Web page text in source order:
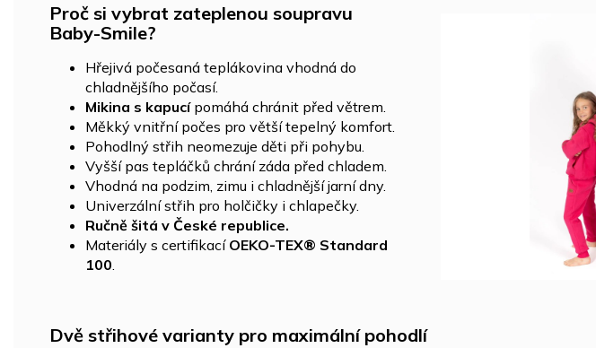
Proč si vybrat zateplenou soupravu
Baby-Smile?
Hřejivá počesaná teplákovina vhodná do
chladnějšího počasí.
Mikina s kapucípomáhá chránit před větrem.
Měkký vnitřní počes pro větší tepelný komfort.
Pohodlný střih neomezuje děti při pohybu.
Vyšší pas tepláčků chrání záda před chladem.
Vhodná na podzim, zimu i chladnější jarní dny.
Univerzální střih pro holčičky i chlapečky.
Ručně šitá v České republice.
Materiály s certifikací OEKO-TEX® Standard
100.
Dvě střihové varianty pro maximální pohodlí